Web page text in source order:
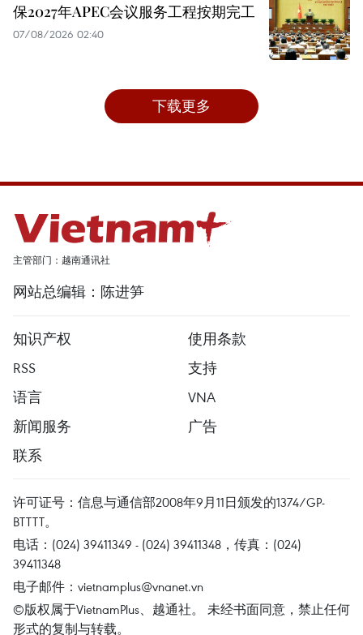
保2027年APEC会议服务工程按期完工
07/08/2026 02:40
下载更多
主管部门：越南通讯社
网站总编辑：陈进笋
知识产权
使用条款
RSS
支持
语言
VNA
新闻服务
广告
联系
许可证号：信息与通信部2008年9月11日颁发的1374/GP-
BTTTT。
电话：(024) 39411349 - (024) 39411348，传真：(024)
39411348
电子邮件： vietnamplus@vnanet.vn
©版权属于VietnamPlus、越通社。 未经书面同意，禁止任何
形式的复制与转载。